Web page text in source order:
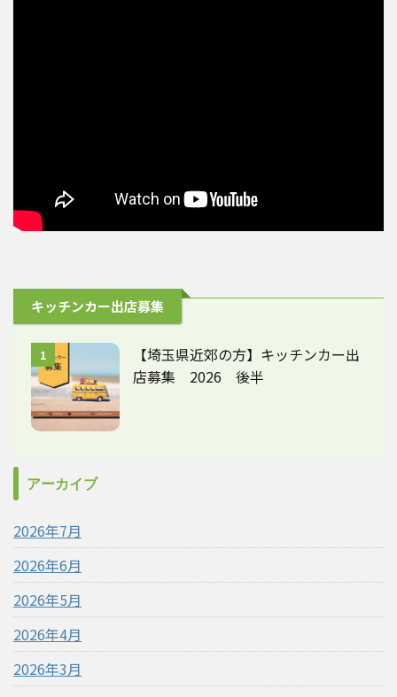
キッチンカー出店募集
1
【埼玉県近郊の方】キッチンカー出
店募集 2026 後半
アーカイブ
2026年7月
2026年6月
2026年5月
2026年4月
2026年3月